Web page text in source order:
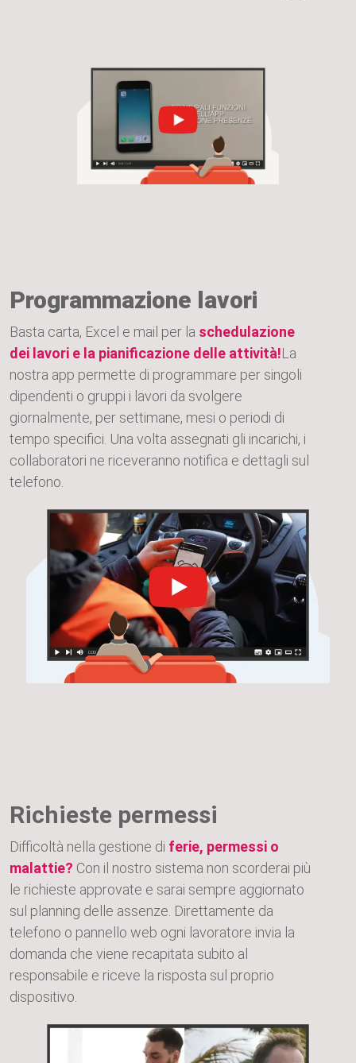
Programmazione lavori
Basta carta, Excel e mail per la schedulazione
dei lavori e la pianificazione delle attività!La
nostra app permette di programmare per singoli
dipendenti o gruppi i lavori da svolgere
giornalmente, per settimane, mesi o periodi di
tempo specifici. Una volta assegnati gli incarichi, i
collaboratori ne riceveranno notifica e dettagli sul
telefono.
Richieste permessi
Difficoltà nella gestione di ferie, permessi o
malattie? Con il nostro sistema non scorderai più
le richieste approvate e sarai sempre aggiornato
sul planning delle assenze. Direttamente da
telefono o pannello web ogni lavoratore invia la
domanda che viene recapitata subito al
responsabile e riceve la risposta sul proprio
dispositivo.